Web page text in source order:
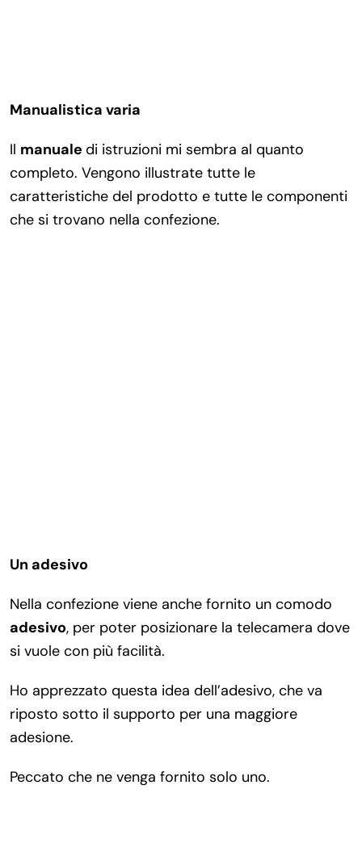
Manualistica varia
Il manuale di istruzioni mi sembra al quanto
completo. Vengono illustrate tutte le
caratteristiche del prodotto e tutte le componenti
che si trovano nella confezione.
Un adesivo
Nella confezione viene anche fornito un comodo
adesivo, per poter posizionare la telecamera dove
si vuole con più facilità.
Ho apprezzato questa idea dell’adesivo, che va
riposto sotto il supporto per una maggiore
adesione.
Peccato che ne venga fornito solo uno.